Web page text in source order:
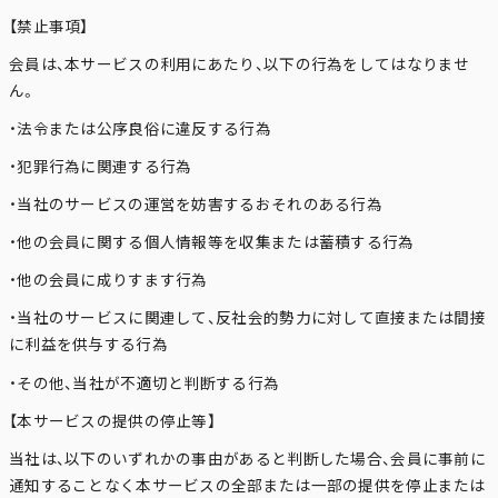
【禁止事項】
会員は、本サービスの利用にあたり、以下の行為をしてはなりませ
ん。
・法令または公序良俗に違反する行為
・犯罪行為に関連する行為
・当社のサービスの運営を妨害するおそれのある行為
・他の会員に関する個人情報等を収集または蓄積する行為
・他の会員に成りすます行為
・当社のサービスに関連して、反社会的勢力に対して直接または間接
に利益を供与する行為
・その他、当社が不適切と判断する行為
【本サービスの提供の停止等】
当社は、以下のいずれかの事由があると判断した場合、会員に事前に
通知することなく本サービスの全部または一部の提供を停止または